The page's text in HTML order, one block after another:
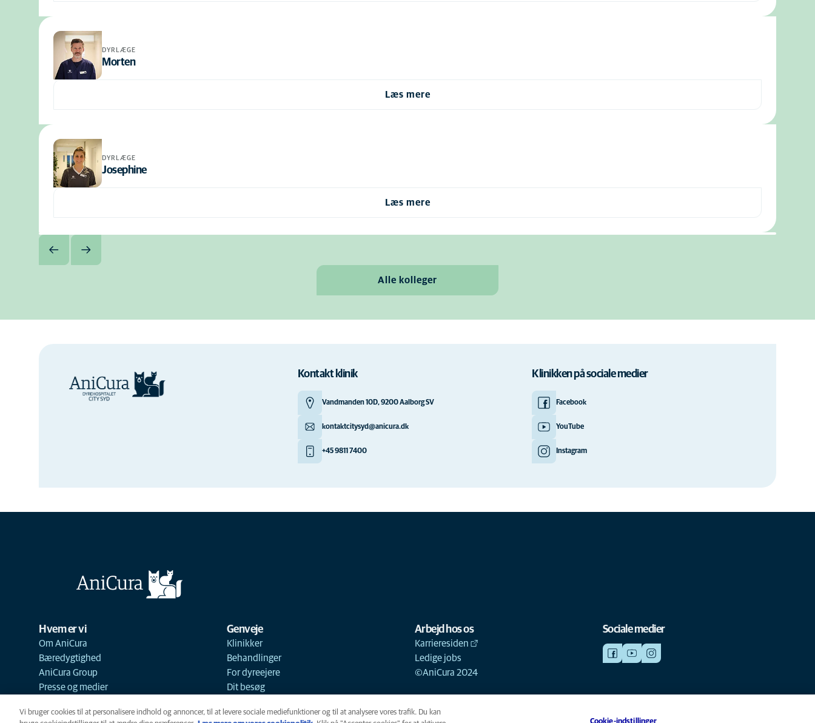
DYRLÆGE
Morten
Læs mere
DYRLÆGE
Josephine
Læs mere
Alle kolleger
Kontakt klinik
Vandmanden 10D, 9200 Aalborg SV
kontaktcitysyd@anicura.dk
+45 9811 7400
Klinikken på sociale medier
Facebook
YouTube
Instagram
Hvem er vi
Om AniCura
Bæredygtighed
AniCura Group
Presse og medier
Genveje
Klinikker
Behandlinger
For dyreejere
Dit besøg
Arbejd hos os
Karrieresiden
Ledige jobs
©AniCura 2024
Sociale medier
Vi bruger cookies til at personalisere indhold og annoncer, til at levere sociale mediefunktioner og til at analysere vores trafik. Du kan